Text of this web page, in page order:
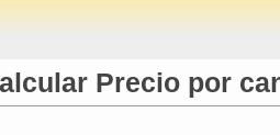
Precio por